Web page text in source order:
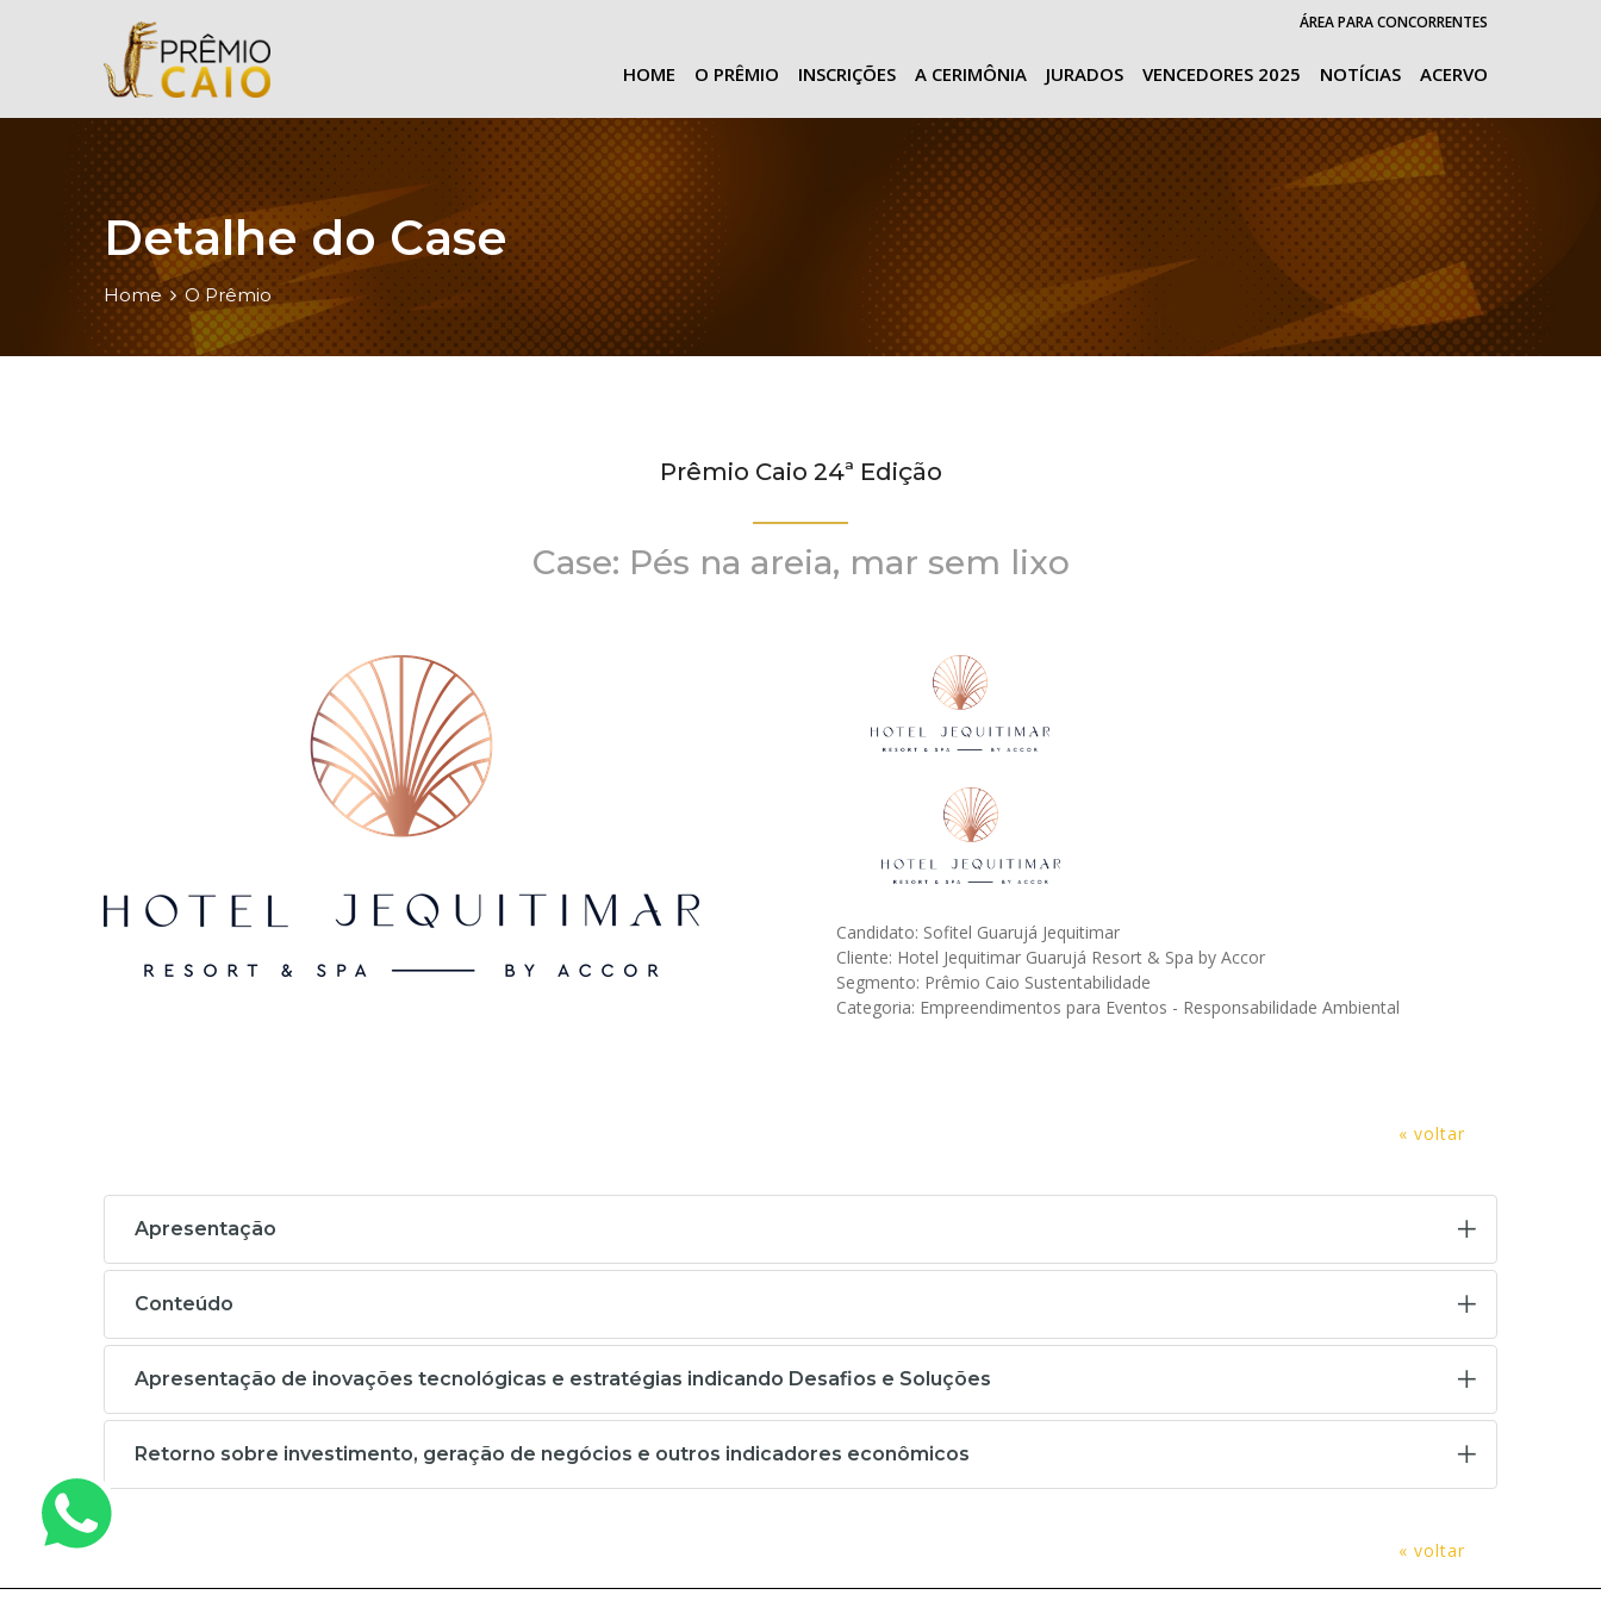
ÁREA PARA CONCORRENTES
HOME O PRÊMIO INSCRIÇÕES A CERIMÔNIA JURADOS VENCEDORES 2025 NOTÍCIAS ACERVO
Detalhe do Case
Home O Prêmio
Prêmio Caio 24ª Edição
Case: Pés na areia, mar sem lixo
Candidato: Sofitel Guarujá Jequitimar
Cliente: Hotel Jequitimar Guarujá Resort & Spa by Accor
Segmento: Prêmio Caio Sustentabilidade
Categoria: Empreendimentos para Eventos - Responsabilidade Ambiental
« voltar
Apresentação
Conteúdo
Apresentação de inovações tecnológicas e estratégias indicando Desafios e Soluções
Retorno sobre investimento, geração de negócios e outros indicadores econômicos
« voltar